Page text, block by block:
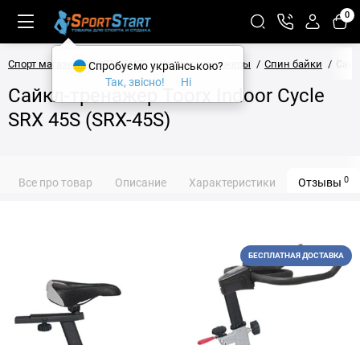
0
Спорт магазин SPORTSTART Кардиотренажеры Спин байки
Сайкл-тренажер Toorx Indoor Cycle
SRX 45S (SRX-45S)
Все про товар Описание Характеристики Отзывы 0
БЕСПЛАТНАЯ ДОСТАВКА
Спробуємо українською?
Так, звісно!
Ні